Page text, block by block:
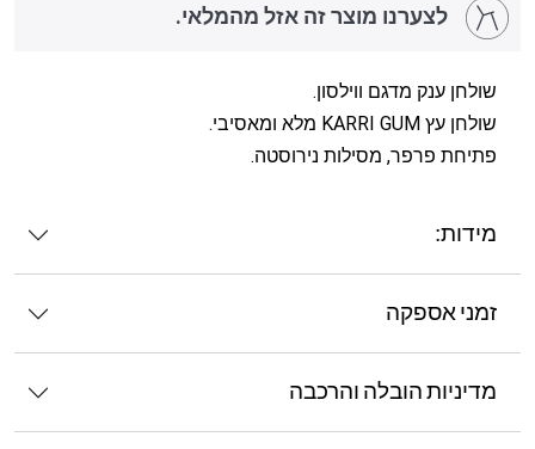
לצערנו מוצר זה אזל מהמלאי.
שולחן ענק מדגם ווילסון.
שולחן עץ KARRI GUM מלא ומאסיבי.
פתיחת פרפר, מסילות נירוסטה.
מידות:
זמני אספקה
מדיניות הובלה והרכבה